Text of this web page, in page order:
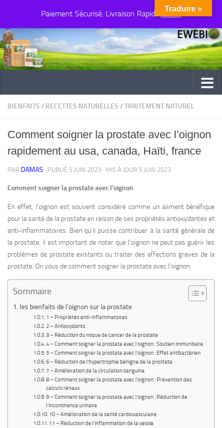
Paiement Sécurisé. Livraison Rapide Ignorer
Au dessous du contenu
BIENFAITS / RECETTES NATURELLES /TRAITEMENT NATUREL
Comment soigner la prostate avec l’oignon
rapidement au usa, canada, Haïti, france
PAR DAMAS · PUBLIÉ 5 JUIN 2023 · MIS À JOUR 5 JUIN 2023
Comment soigner la prostate avec l’oignon
En effet, l’oignon est souvent considéré comme un aliment bénéfique
pour la santé de la prostate en raison de ses propriétés antioxydantes et
anti-inflammatoires. Bien qu’il puisse contribuer à la santé générale de
la prostate, il est important de noter que l’oignon ne peut pas guérir les
problèmes de prostate existants ou traiter des affections graves de la
prostate. On vous de comment soigner la prostate avec l’oignon.
Sommaire
les bienfaits de l’oignon sur la prostate
1 – Propriétés anti-inflammatoires
2 – Antioxydants
3 – Réduction du risque de cancer de la prostate
4 – Comment soigner la prostate avec l’oignon : Soutien immunitaire
5 – Comment soigner la prostate avec l’oignon : Effet antibactérien
6 – Réduction de l’hypertrophie bénigne de la prostate
7 – Amélioration de la circulation sanguine
8 – Comment soigner la prostate avec l’oignon : Prévention des
calculs rénaux
9 – Comment soigner la prostate avec l’oignon : Réduction de
l’incontinence urinaire
10 – Amélioration de la santé cardiovasculaire
11 – Réduction de l’inflammation de la vessie
Traduire »